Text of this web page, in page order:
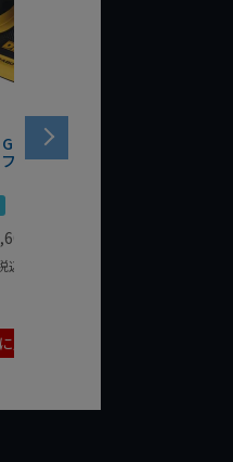
18V電動バキ
ター DCE590N-XJ
込
入れる